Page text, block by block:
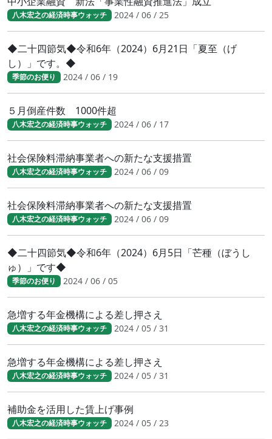
八木宏之の経済時事ウォッチ 2024 / 06 / 25
◆二十四節気◆令和6年（2024）6月21日「夏至（げ
し）」です。◆
季節のお便り 2024 / 06 / 19
５月倒産件数 1000件超
八木宏之の経済時事ウォッチ 2024 / 06 / 17
社会保険料滞納事業者への新たな支援措置
八木宏之の経済時事ウォッチ 2024 / 06 / 09
社会保険料滞納事業者への新たな支援措置
八木宏之の経済時事ウォッチ 2024 / 06 / 09
◆二十四節気◆令和6年（2024）6月5日「芒種（ぼうし
ゅ）」です◆
季節のお便り 2024 / 06 / 05
急増する年金機構による差し押さえ
八木宏之の経済時事ウォッチ 2024 / 05 / 31
急増する年金機構による差し押さえ
八木宏之の経済時事ウォッチ 2024 / 05 / 31
補助金を活用した賃上げ事例
八木宏之の経済時事ウォッチ 2024 / 05 / 23